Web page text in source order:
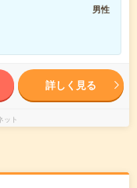
男性
詳しく見る
ット